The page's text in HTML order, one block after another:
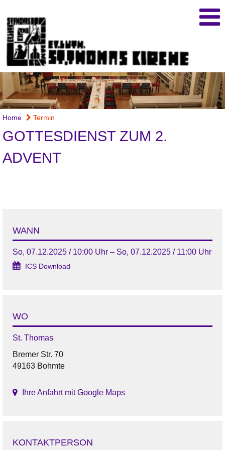
Home Termin
GOTTESDIENST ZUM 2.
ADVENT
WANN
So, 07.12.2025 / 10:00 Uhr – So, 07.12.2025 / 11:00 Uhr
ICS Download
WO
St. Thomas
Bremer Str. 70
49163 Bohmte
Ihre Anfahrt mit Google Maps
KONTAKTPERSON